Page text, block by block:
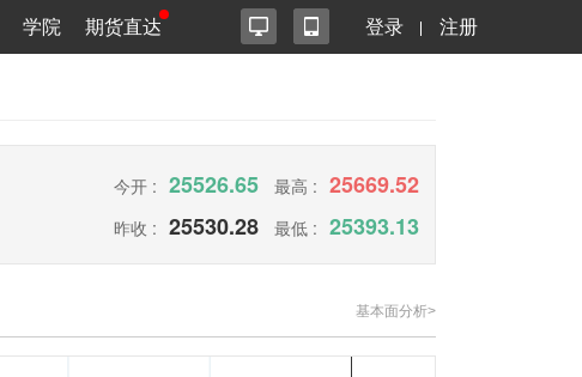
学院 期货直达 登录 注册
今开 : 25526.65 最高 : 25669.52
昨收 : 25530.28 最低 : 25393.13
基本面分析>